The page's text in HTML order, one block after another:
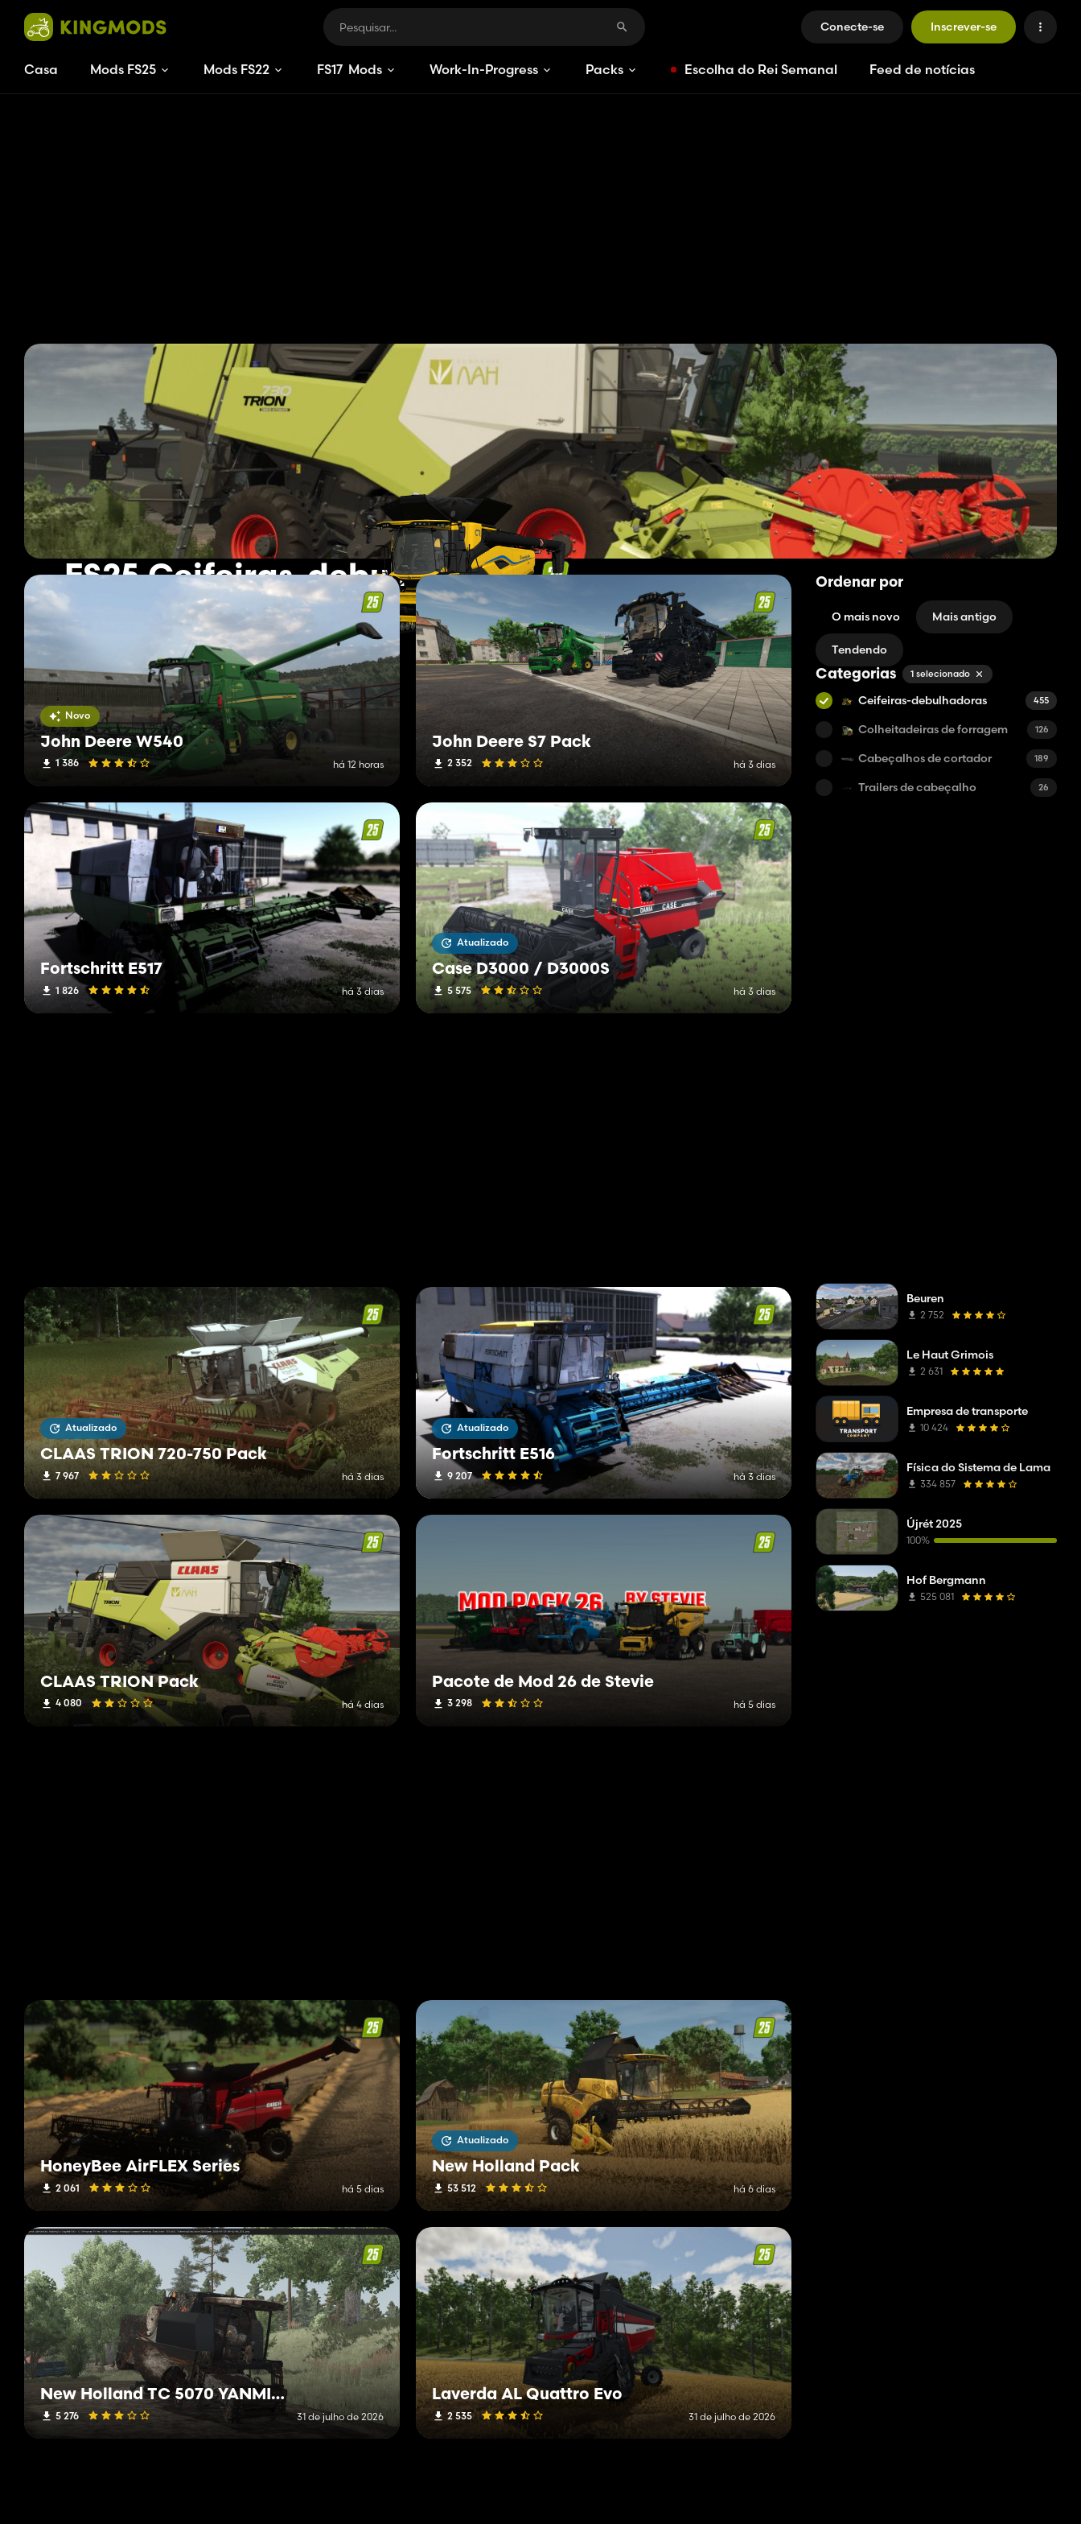
Conecte-se Inscrever-se
Casa Mods FS25 Mods FS22 FS17 Mods Work-In-Progress Packs Escolha do Rei Semanal Feed de notícias
FS25 Ceifeiras-debulhadoras
Página 1 de 38
Novo
John Deere W540
1 386 há 12 horas
John Deere S7 Pack
2 352 há 3 dias
Fortschritt E517
1 826 há 3 dias
Atualizado
Case D3000 / D3000S
5 575 há 3 dias
Atualizado
CLAAS TRION 720-750 Pack
7 967 há 3 dias
Atualizado
Fortschritt E516
9 207 há 3 dias
CLAAS TRION Pack
4 080 há 4 dias
Pacote de Mod 26 de Stevie
3 298 há 5 dias
HoneyBee AirFLEX Series
2 061 há 5 dias
Atualizado
New Holland Pack
53 512 há 6 dias
New Holland TC 5070 YANMIŞ BİÇER
5 276 31 de julho de 2026
Laverda AL Quattro Evo
2 535 31 de julho de 2026
Ordenar por
O mais novo Mais antigo
Tendendo
Categorias 1 selecionado
Ceifeiras-debulhadoras 455
Colheitadeiras de forragem 126
Cabeçalhos de cortador 189
Trailers de cabeçalho 26
Beuren
2 752
Le Haut Grimois
2 631
Empresa de transporte
10 424
Física do Sistema de Lama
334 857
Újrét 2025
100%
Hof Bergmann
525 081